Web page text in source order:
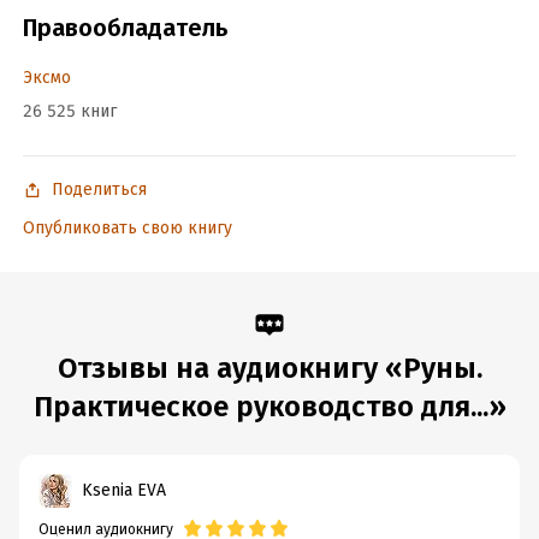
Год издания: 2024
Дата поступления:
ISBN (EAN): 9785042034398
Правообладатель
Эксмо
26 525 книг
Поделиться
Опубликовать свою книгу
Отзывы на аудиокнигу «Руны.
Практическое руководство для...»
Ksenia EVA
Оценил аудиокнигу